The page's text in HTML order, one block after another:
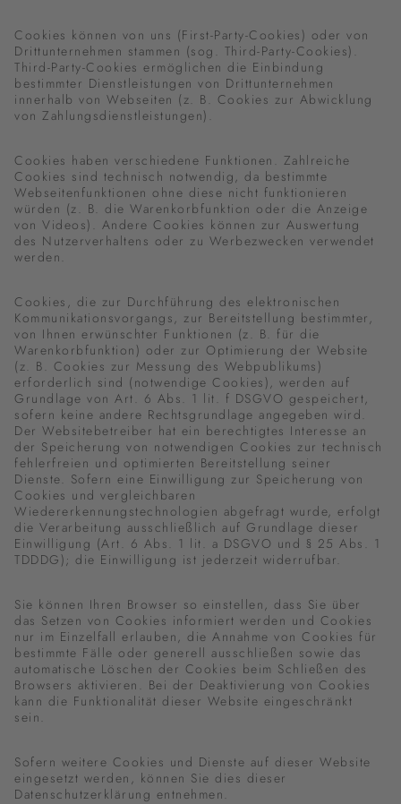
Cookies können von uns (First-Party-Cookies) oder von
Drittunternehmen stammen (sog. Third-Party-Cookies).
Third-Party-Cookies ermöglichen die Einbindung
bestimmter Dienstleistungen von Drittunternehmen
innerhalb von Webseiten (z. B. Cookies zur Abwicklung
von Zahlungsdienstleistungen).
Cookies haben verschiedene Funktionen. Zahlreiche
Cookies sind technisch notwendig, da bestimmte
Webseitenfunktionen ohne diese nicht funktionieren
würden (z. B. die Warenkorbfunktion oder die Anzeige
von Videos). Andere Cookies können zur Auswertung
des Nutzerverhaltens oder zu Werbezwecken verwendet
werden.
Cookies, die zur Durchführung des elektronischen
Kommunikationsvorgangs, zur Bereitstellung bestimmter,
von Ihnen erwünschter Funktionen (z. B. für die
Warenkorbfunktion) oder zur Optimierung der Website
(z. B. Cookies zur Messung des Webpublikums)
erforderlich sind (notwendige Cookies), werden auf
Grundlage von Art. 6 Abs. 1 lit. f DSGVO gespeichert,
sofern keine andere Rechtsgrundlage angegeben wird.
Der Websitebetreiber hat ein berechtigtes Interesse an
der Speicherung von notwendigen Cookies zur technisch
fehlerfreien und optimierten Bereitstellung seiner
Dienste. Sofern eine Einwilligung zur Speicherung von
Cookies und vergleichbaren
Wiedererkennungstechnologien abgefragt wurde, erfolgt
die Verarbeitung ausschließlich auf Grundlage dieser
Einwilligung (Art. 6 Abs. 1 lit. a DSGVO und § 25 Abs. 1
TDDDG); die Einwilligung ist jederzeit widerrufbar.
Sie können Ihren Browser so einstellen, dass Sie über
das Setzen von Cookies informiert werden und Cookies
nur im Einzelfall erlauben, die Annahme von Cookies für
bestimmte Fälle oder generell ausschließen sowie das
automatische Löschen der Cookies beim Schließen des
Browsers aktivieren. Bei der Deaktivierung von Cookies
kann die Funktionalität dieser Website eingeschränkt
sein.
Sofern weitere Cookies und Dienste auf dieser Website
eingesetzt werden, können Sie dies dieser
Datenschutzerklärung entnehmen.